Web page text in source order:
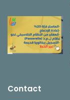
Contact